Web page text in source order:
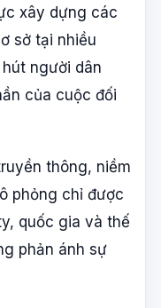
xây dựng các
sở tại nhiều
người dân
của cuộc đối
thông, niềm
phỏng chỉ được
quốc gia và thế
phản ánh sự